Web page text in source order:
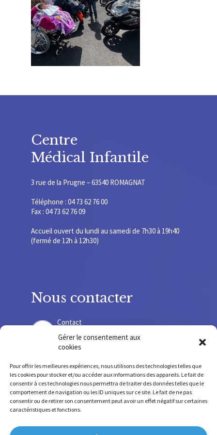
Gérer le consentement aux
cookies
Pour offrir les meilleures expériences, nous utilisons des technologies telles que
les cookies pour stocker et/ou accéder aux informations des appareils. Le fait de
consentir à ces technologies nous permettra de traiter des données telles que le
comportement de navigation ou les ID uniques sur ce site. Le fait de ne pas
consentir ou de retirer son consentement peut avoir un effet négatif sur certaines
caractéristiques et fonctions.
Centre
Médical Infantile
3 rue de la Prugne – 63540 ROMAGNAT
Téléphone : 04 73 62 76 00
Fax : 04 73 62 76 09
Accueil ouvert du lundi au samedi de 7h30 à 19h40
(fermé de 12h à 12h30)
Nous contacter
Contact
Recrutement
SIRET 775678 220 000 36 – SIREN 775 678 220
FINESS SSR 630 781 755 – FINESS IEM 630 009 207